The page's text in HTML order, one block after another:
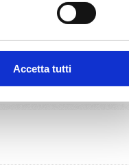
Accetta tutti